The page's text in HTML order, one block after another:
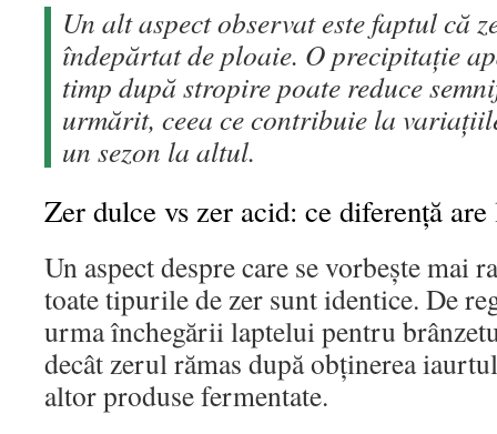
Un alt aspect observat este faptul că
îndepărtat de ploaie. O precipitație
timp după stropire poate reduce
urmărit, ceea ce contribuie la
un sezon la altul.
Zer dulce vs zer acid: ce diferență
Un aspect despre care se vorbește mai
toate tipurile de zer sunt identice. De
urma închegării laptelui pentru
decât zerul rămas după obținerea
altor produse fermentate.